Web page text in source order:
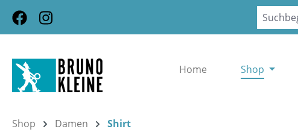
Hauptinhalt springen
Zur Suche springen
Zur Hauptnavigation springen
Home Shop
Shop Damen Shirt